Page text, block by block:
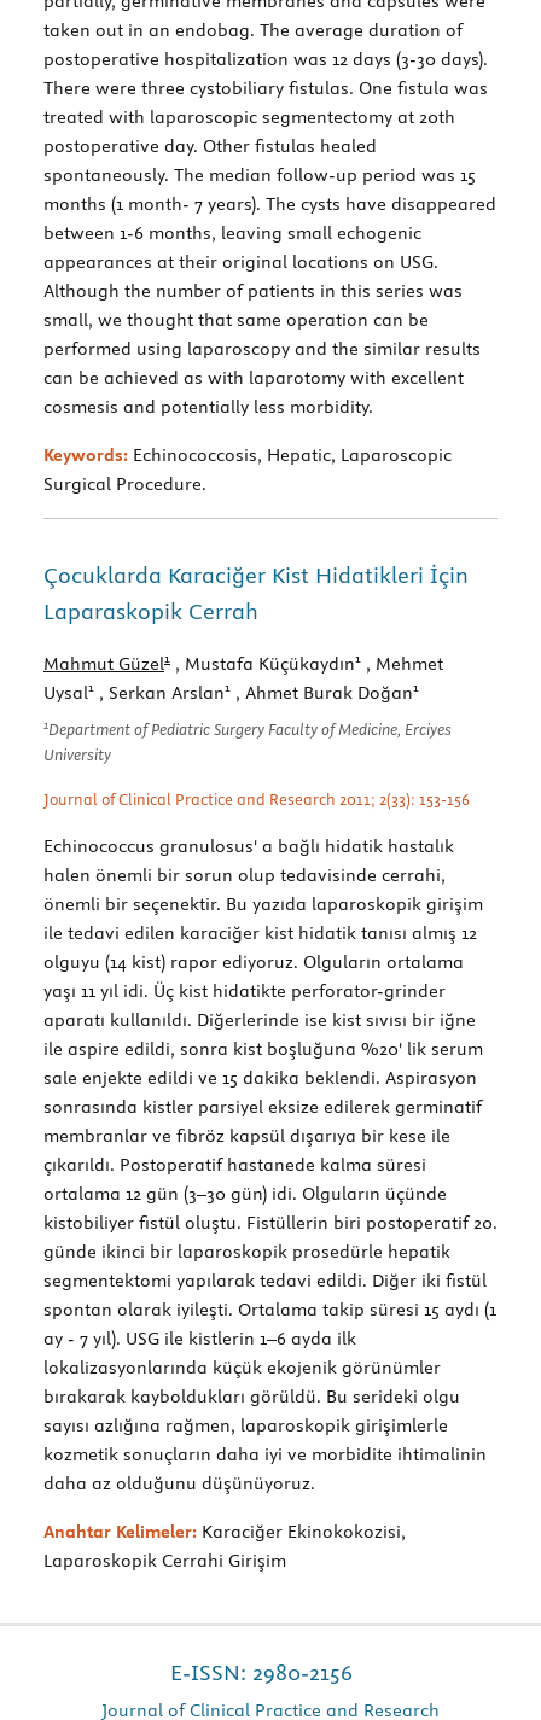
taken out in an endobag. The average duration of
postoperative hospitalization was 12 days (3-30 days).
There were three cystobiliary fistulas. One fistula was
treated with laparoscopic segmentectomy at 20th
postoperative day. Other fistulas healed
spontaneously. The median follow-up period was 15
months (1 month- 7 years). The cysts have disappeared
between 1-6 months, leaving small echogenic
appearances at their original locations on USG.
Although the number of patients in this series was
small, we thought that same operation can be
performed using laparoscopy and the similar results
can be achieved as with laparotomy with excellent
cosmesis and potentially less morbidity.
Keywords: Echinococcosis, Hepatic, Laparoscopic
Surgical Procedure.
Çocuklarda Karaciğer Kist Hidatikleri İçin
Laparaskopik Cerrah
Mahmut Güzel1 , Mustafa Küçükaydın1 , Mehmet
Uysal1 , Serkan Arslan1 , Ahmet Burak Doğan1
1Department of Pediatric Surgery Faculty of Medicine, Erciyes
University
Journal of Clinical Practice and Research 2011; 2(33): 153-156
Echinococcus granulosus' a bağlı hidatik hastalık
halen önemli bir sorun olup tedavisinde cerrahi,
önemli bir seçenektir. Bu yazıda laparoskopik girişim
ile tedavi edilen karaciğer kist hidatik tanısı almış 12
olguyu (14 kist) rapor ediyoruz. Olguların ortalama
yaşı 11 yıl idi. Üç kist hidatikte perforator-grinder
aparatı kullanıldı. Diğerlerinde ise kist sıvısı bir iğne
ile aspire edildi, sonra kist boşluğuna %20' lik serum
sale enjekte edildi ve 15 dakika beklendi. Aspirasyon
sonrasında kistler parsiyel eksize edilerek germinatif
membranlar ve fibröz kapsül dışarıya bir kese ile
çıkarıldı. Postoperatif hastanede kalma süresi
ortalama 12 gün (3–30 gün) idi. Olguların üçünde
kistobiliyer fistül oluştu. Fistüllerin biri postoperatif 20.
günde ikinci bir laparoskopik prosedürle hepatik
segmentektomi yapılarak tedavi edildi. Diğer iki fistül
spontan olarak iyileşti. Ortalama takip süresi 15 aydı (1
ay - 7 yıl). USG ile kistlerin 1–6 ayda ilk
lokalizasyonlarında küçük ekojenik görünümler
bırakarak kayboldukları görüldü. Bu serideki olgu
sayısı azlığına rağmen, laparoskopik girişimlerle
kozmetik sonuçların daha iyi ve morbidite ihtimalinin
daha az olduğunu düşünüyoruz.
Anahtar Kelimeler: Karaciğer Ekinokokozisi,
Laparoskopik Cerrahi Girişim
E-ISSN: 2980-2156
Journal of Clinical Practice and Research